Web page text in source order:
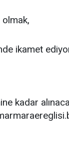
ikamet
kadar